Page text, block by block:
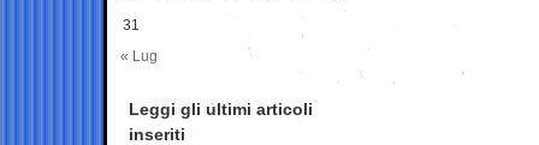
31
« Lug
Leggi gli ultimi articoli
inseriti